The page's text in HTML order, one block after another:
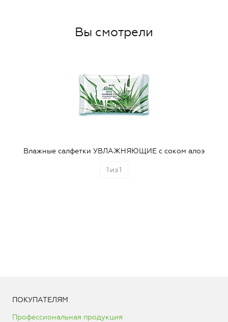
Вы смотрели
Влажные салфетки УВЛАЖНЯЮЩИЕ с соком алоэ
1 из1
ПОКУПАТЕЛЯМ
Профессиональная продукция